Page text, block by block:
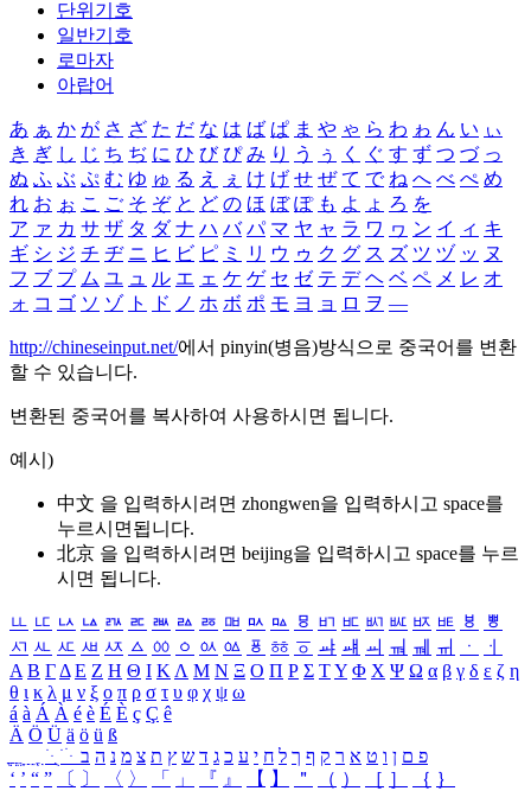
단위기호
일반기호
로마자
아랍어
あ ぁ か が さ ざ た だ な は ば ぱ ま や ゃ ら わ ゎ ん い ぃ
き ぎ し じ ち ぢ に ひ び ぴ み り う ぅ く ぐ す ず つ づ っ
ぬ ふ ぶ ぷ む ゆ ゅ る え ぇ け げ せ ぜ て で ね へ べ ぺ め
れ お ぉ こ ご そ ぞ と ど の ほ ぼ ぽ も よ ょ ろ を
ア ァ カ サ ザ タ ダ ナ ハ バ パ マ ヤ ャ ラ ワ ヮ ン イ ィ キ
ギ シ ジ チ ヂ ニ ヒ ビ ピ ミ リ ウ ゥ ク グ ス ズ ツ ヅ ッ ヌ
フ ブ プ ム ユ ュ ル エ ェ ケ ゲ セ ゼ テ デ ヘ ベ ペ メ レ オ
ォ コ ゴ ソ ゾ ト ド ノ ホ ボ ポ モ ヨ ョ ロ ヲ ―
http://chineseinput.net/에서 pinyin(병음)방식으로 중국어를 변환
할 수 있습니다.
변환된 중국어를 복사하여 사용하시면 됩니다.
예시)
中文 을 입력하시려면 zhongwen을 입력하시고 space를
누르시면됩니다.
北京 을 입력하시려면 beijing을 입력하시고 space를 누르
시면 됩니다.
ㅥ ㅦ ㅧ ㅨ ㅩ ㅪ ㅫ ㅬ ㅭ ㅮ ㅯ ㅰ ㅱ ㅲ ㅳ ㅴ ㅵ ㅶ ㅷ ㅸ
ㅹ
ㅺ ㅻ ㅼ ㅽ ㅾ ㅿ ㆀ ㆁ ㆂ ㆃ ㆄ ㆅ ㆆ ㆇ ㆈ ㆉ ㆊ ㆋ ㆌ ㆍ
ㆎ
Α Β ΓΔ Ε Ζ Η Θ Ι ΚΛ Μ Ν Ξ Ο Π Ρ Σ ΤΥ Φ Χ Ψ Ω α β γ δ ε ζ η
θ ι κ λ μ ν ξ ο π ρ σ τ υ φ χ ψ ω
á à Á À é è É È ç Ç ê
Ä Ö Ü ä ö ü ß
ִֶֹ ֻּ ׁׂ פ ם ן ו ט א ר ק ף ך ל ח י ע כ ג ד ש ץ ת צ מ נ ה ב
‘ ’ “ ” 〔 〕 〈 〉 「 」 『 』 【 】 ＂ （ ） ［ ］ ｛ ｝